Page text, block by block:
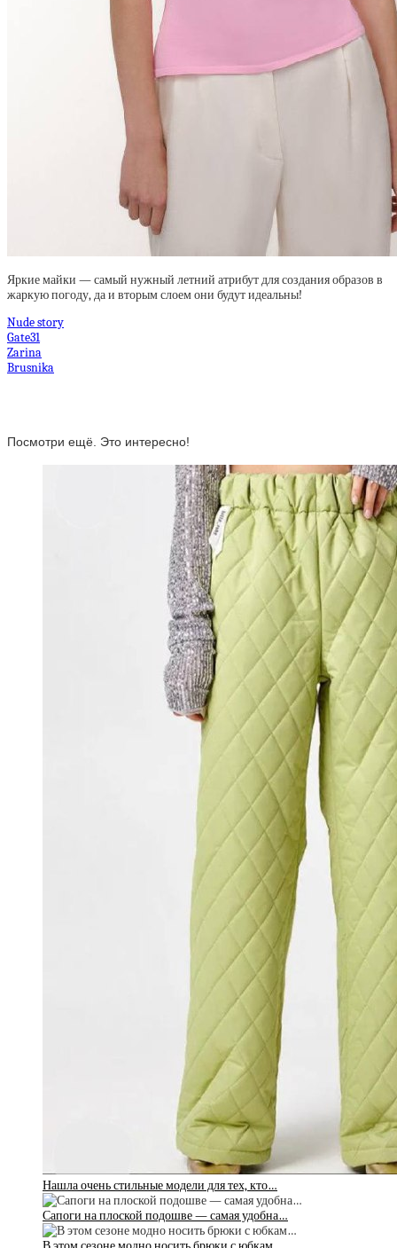
Яркие майки — самый нужный летний атрибут для создания образов в
жаркую погоду, да и вторым слоем они будут идеальны!
Nude story
Gate31
Zarina
Brusnika
Посмотри ещё. Это интересно!
Нашла очень стильные модели для тех, кто…
Сапоги на плоской подошве — самая удобна…